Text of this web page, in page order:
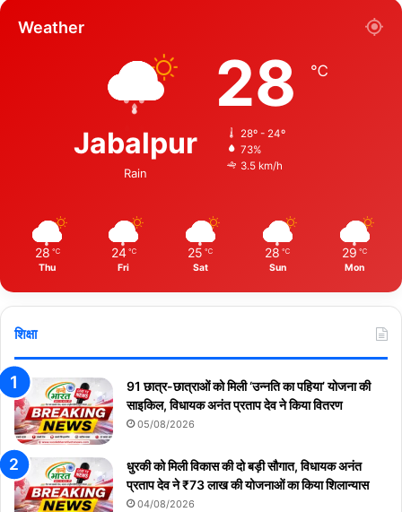
Weather
Jabalpur
Rain
28 ℃
28º - 24º
73%
3.5 km/h
28 ℃
Thu
24 ℃
Fri
25 ℃
Sat
28 ℃
Sun
29 ℃
Mon
शिक्षा
91 छात्र-छात्राओं को मिली ‘उन्नति का पहिया’ योजना की
साइकिल, विधायक अनंत प्रताप देव ने किया वितरण
05/08/2026
धुरकी को मिली विकास की दो बड़ी सौगात, विधायक अनंत
प्रताप देव ने ₹73 लाख की योजनाओं का किया शिलान्यास
04/08/2026